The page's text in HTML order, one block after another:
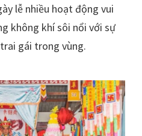
lễ nhiều hoạt động vui
không khí sôi nổi với sự
gái trong vùng.